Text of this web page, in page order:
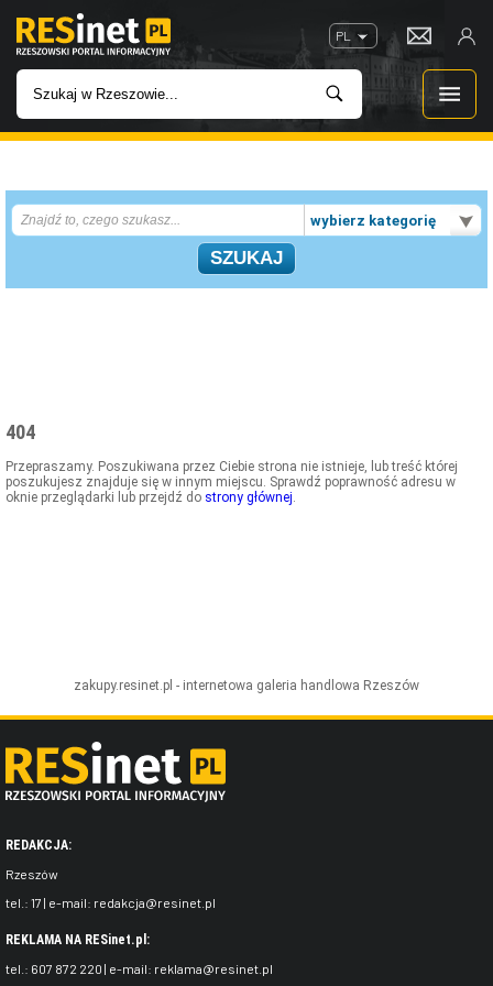
PL
INWESTYCJE
IMPREZY
GASTRONOMIA
wybierz kategorię
404
Przepraszamy. Poszukiwana przez Ciebie strona nie istnieje, lub treść której
poszukujesz znajduje się w innym miejscu. Sprawdź poprawność adresu w
oknie przeglądarki lub przejdź do strony głównej.
zakupy.resinet.pl - internetowa galeria handlowa Rzeszów
REDAKCJA:
Rzeszów
tel.: 17 | e-mail: redakcja@resinet.pl
REKLAMA NA RESinet.pl:
tel.: 607 872 220 | e-mail: reklama@resinet.pl